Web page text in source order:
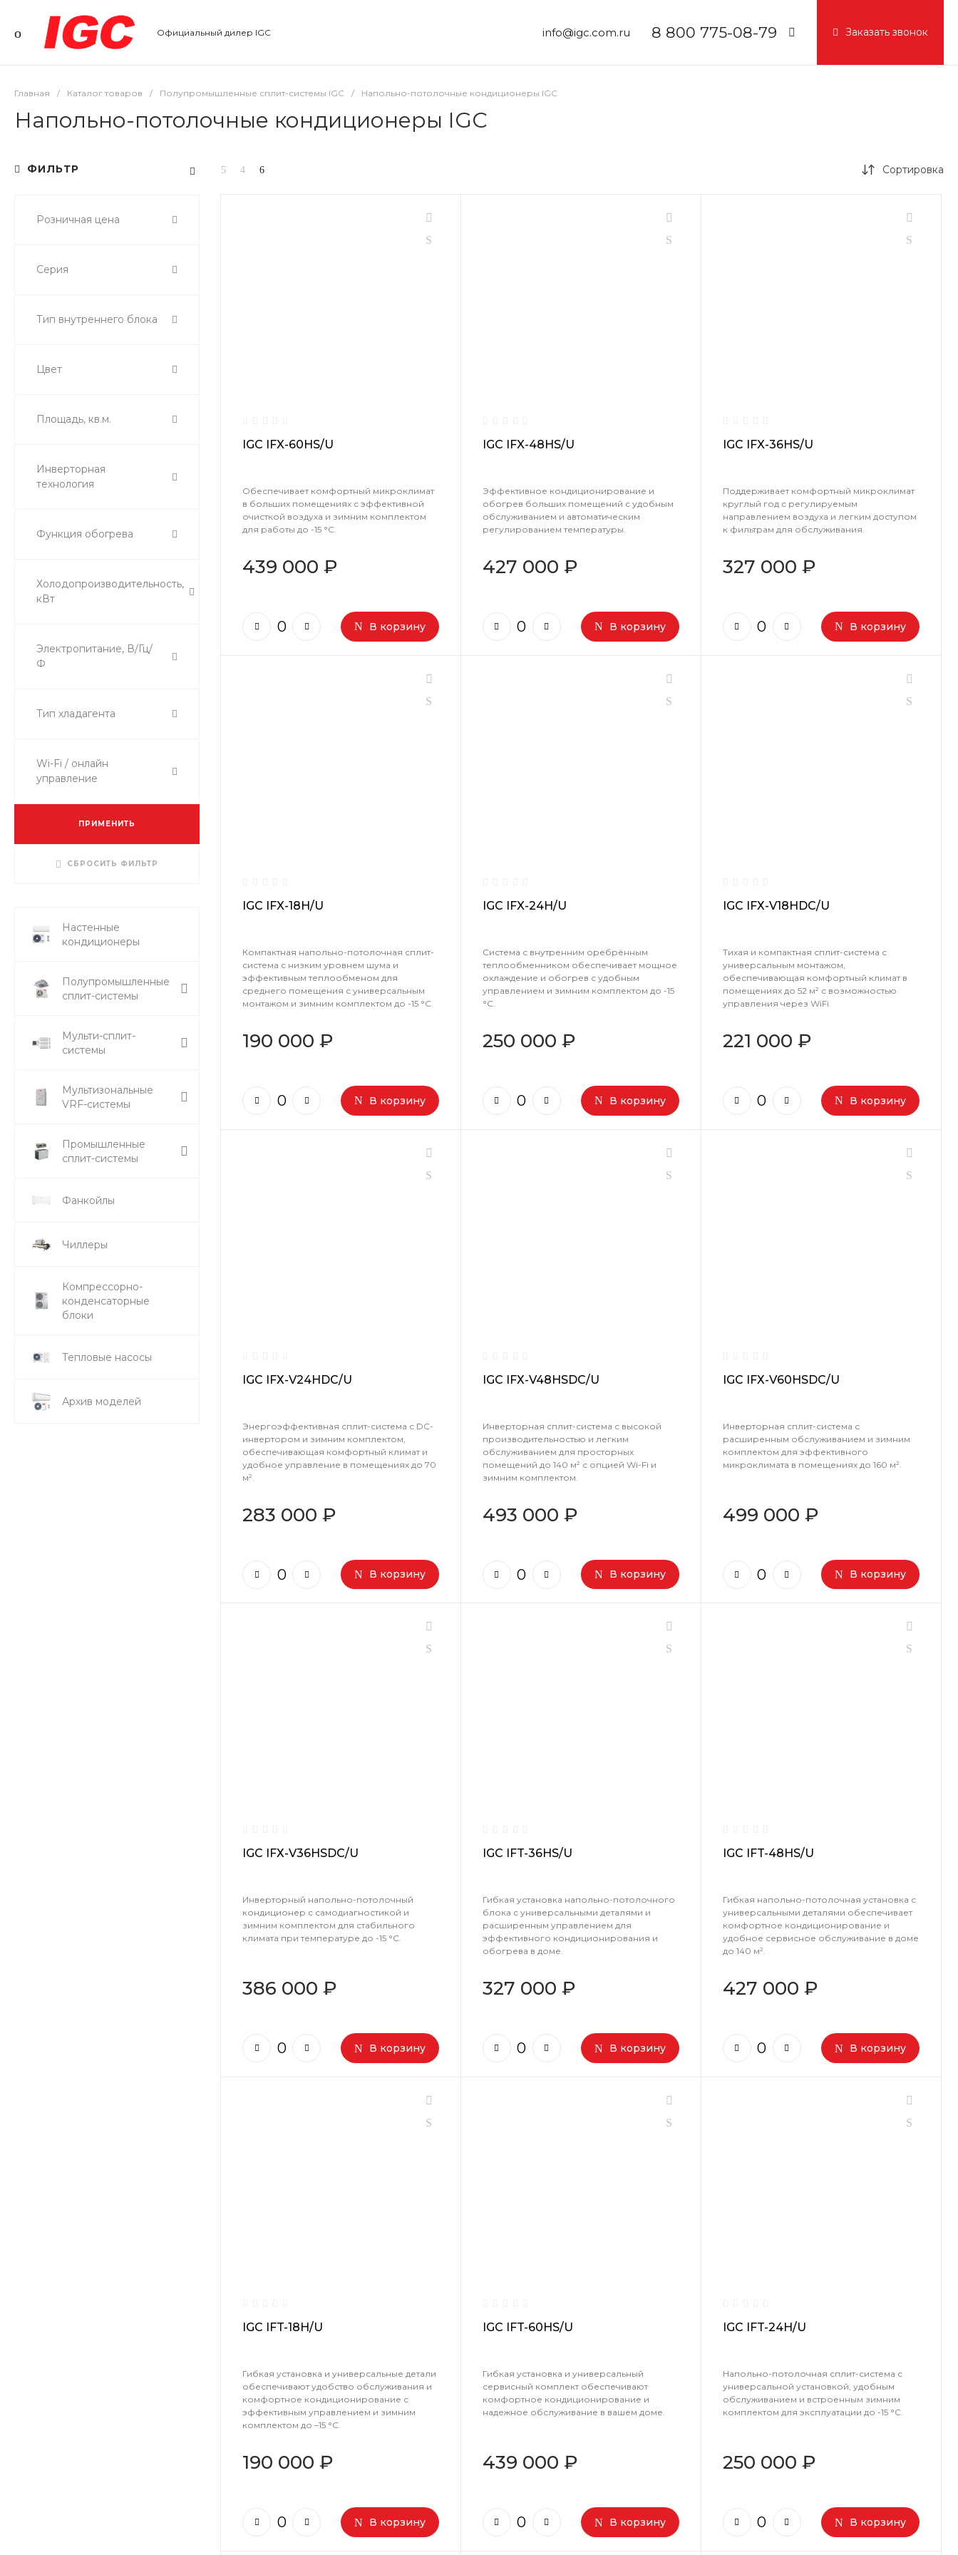
Официальный дилер IGC info@igc.com.ru 8 800 775-08-79 Заказать звонок
Главная / Каталог товаров / Полупромышленные сплит-системы IGC / Напольно-потолочные кондиционеры IGC
Напольно-потолочные кондиционеры IGC
ФИЛЬТР
Розничная цена
Серия
Тип внутреннего блока
Цвет
Площадь, кв.м.
Инверторная
технология
Функция обогрева
Холодопроизводительность,
кВт
Электропитание, В/Гц/
Ф
Тип хладагента
Wi-Fi / онлайн
управление
ПРИМЕНИТЬ
СБРОСИТЬ ФИЛЬТР
Настенные
кондиционеры
Полупромышленные
сплит-системы
Мульти-сплит-
системы
Мультизональные
VRF-системы
Промышленные
сплит-системы
Фанкойлы
Чиллеры
Компрессорно-
конденсаторные
блоки
Тепловые насосы
Архив моделей
Сортировка
IGC IFX-60HS/U
Обеспечивает комфортный микроклимат
в больших помещениях с эффективной
очисткой воздуха и зимним комплектом
для работы до -15 °C.
439 000 ₽
В корзину
IGC IFX-48HS/U
Эффективное кондиционирование и
обогрев больших помещений с удобным
обслуживанием и автоматическим
регулированием температуры.
427 000 ₽
В корзину
IGC IFX-36HS/U
Поддерживает комфортный микроклимат
круглый год с регулируемым
направлением воздуха и легким доступом
к фильтрам для обслуживания.
327 000 ₽
В корзину
IGC IFX-18H/U
Компактная напольно-потолочная сплит-
система с низким уровнем шума и
эффективным теплообменом для
среднего помещения с универсальным
монтажом и зимним комплектом до -15 °C.
190 000 ₽
В корзину
IGC IFX-24H/U
Система с внутренним оребрённым
теплообменником обеспечивает мощное
охлаждение и обогрев с удобным
управлением и зимним комплектом до -15
°C.
250 000 ₽
В корзину
IGC IFХ-V18HDC/U
Тихая и компактная сплит-система с
универсальным монтажом,
обеспечивающая комфортный климат в
помещениях до 52 м² с возможностью
управления через WiFi.
221 000 ₽
В корзину
IGC IFХ-V24HDC/U
Энергоэффективная сплит-система с DC-
инвертором и зимним комплектом,
обеспечивающая комфортный климат и
удобное управление в помещениях до 70
м².
283 000 ₽
В корзину
IGC IFХ-V48HSDC/U
Инверторная сплит-система с высокой
производительностью и легким
обслуживанием для просторных
помещений до 140 м² с опцией Wi-Fi и
зимним комплектом.
493 000 ₽
В корзину
IGC IFХ-V60HSDC/U
Инверторная сплит-система с
расширенным обслуживанием и зимним
комплектом для эффективного
микроклимата в помещениях до 160 м².
499 000 ₽
В корзину
IGC IFХ-V36HSDC/U
Инверторный напольно-потолочный
кондиционер с самодиагностикой и
зимним комплектом для стабильного
климата при температуре до -15 °C.
386 000 ₽
В корзину
IGC IFT-36HS/U
Гибкая установка напольно-потолочного
блока с универсальными деталями и
расширенным управлением для
эффективного кондиционирования и
обогрева в доме.
327 000 ₽
В корзину
IGC IFT-48HS/U
Гибкая напольно-потолочная установка с
универсальными деталями обеспечивает
комфортное кондиционирование и
удобное сервисное обслуживание в доме
до 140 м².
427 000 ₽
В корзину
IGC IFT-18H/U
Гибкая установка и универсальные детали
обеспечивают удобство обслуживания и
комфортное кондиционирование с
эффективным управлением и зимним
комплектом до –15 °C.
190 000 ₽
В корзину
IGC IFT-60HS/U
Гибкая установка и универсальный
сервисный комплект обеспечивают
комфортное кондиционирование и
надежное обслуживание в вашем доме.
439 000 ₽
В корзину
IGC IFT-24H/U
Напольно-потолочная сплит-система с
универсальной установкой, удобным
обслуживанием и встроенным зимним
комплектом для эксплуатации до -15 °C.
250 000 ₽
В корзину